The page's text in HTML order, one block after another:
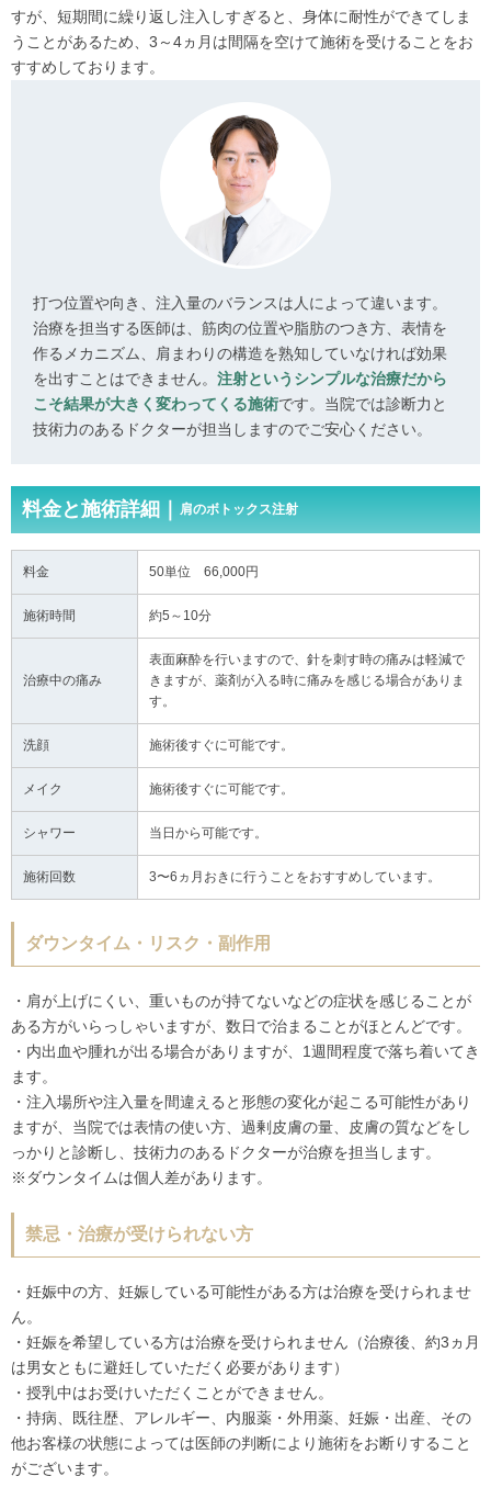
すが、短期間に繰り返し注入しすぎると、身体に耐性ができてしま
うことがあるため、3～4ヵ月は間隔を空けて施術を受けることをお
すすめしております。
打つ位置や向き、注入量のバランスは人によって違います。
治療を担当する医師は、筋肉の位置や脂肪のつき方、表情を
作るメカニズム、肩まわりの構造を熟知していなければ効果
を出すことはできません。 注射というシンプルな治療だから
こそ結果が大きく変わってくる施術です。当院では診断力と
技術力のあるドクターが担当しますのでご安心ください。
料金と施術詳細｜ 肩のボトックス注射
料金 50単位 66,000円
施術時間 約5～10分
治療中の痛み
表面麻酔を行いますので、針を刺す時の痛みは軽減で
きますが、薬剤が入る時に痛みを感じる場合がありま
す。
洗顔 施術後すぐに可能です。
メイク 施術後すぐに可能です。
シャワー 当日から可能です。
施術回数 3〜6ヵ月おきに行うことをおすすめしています。
ダウンタイム・リスク・副作用
・肩が上げにくい、重いものが持てないなどの症状を感じることが
ある方がいらっしゃいますが、数日で治まることがほとんどです。
・内出血や腫れが出る場合がありますが、1週間程度で落ち着いてき
ます。
・注入場所や注入量を間違えると形態の変化が起こる可能性があり
ますが、当院では表情の使い方、過剰皮膚の量、皮膚の質などをし
っかりと診断し、技術力のあるドクターが治療を担当します。
※ダウンタイムは個人差があります。
禁忌・治療が受けられない方
・妊娠中の方、妊娠している可能性がある方は治療を受けられませ
ん。
・妊娠を希望している方は治療を受けられません（治療後、約3ヵ月
は男女ともに避妊していただく必要があります）
・授乳中はお受けいただくことができません。
・持病、既往歴、アレルギー、内服薬・外用薬、妊娠・出産、その
他お客様の状態によっては医師の判断により施術をお断りすること
がございます。